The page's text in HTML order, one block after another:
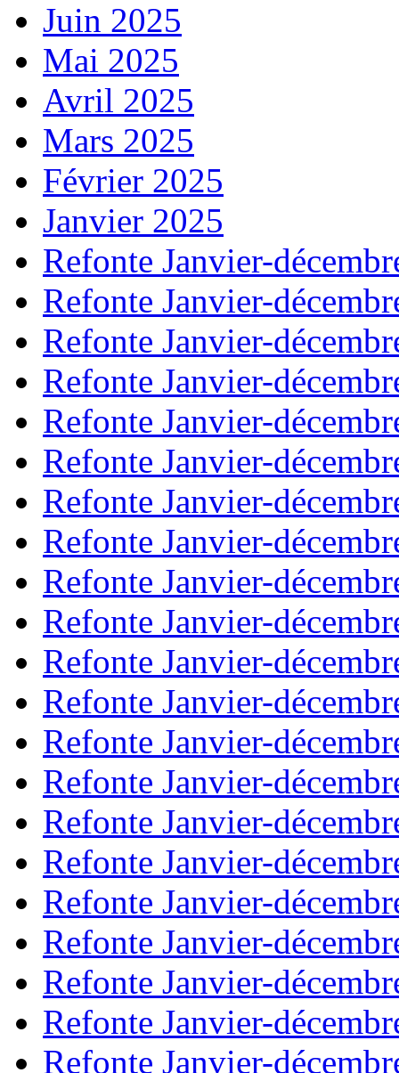
Juin 2025
Mai 2025
Avril 2025
Mars 2025
Février 2025
Janvier 2025
Refonte Janvier-
Refonte Janvier-
Refonte Janvier-
Refonte Janvier-
Refonte Janvier-
Refonte Janvier-
Refonte Janvier-
Refonte Janvier-
Refonte Janvier-
Refonte Janvier-
Refonte Janvier-
Refonte Janvier-
Refonte Janvier-
Refonte Janvier-
Refonte Janvier-
Refonte Janvier-
Refonte Janvier-
Refonte Janvier-
Refonte Janvier-
Refonte Janvier-
Refonte Janvier-